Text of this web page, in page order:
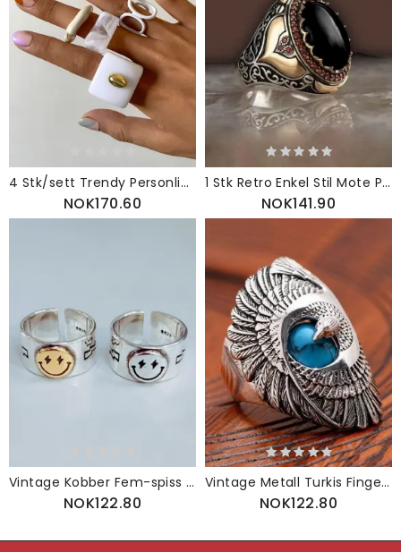
4 Stk/sett Trendy Personlighet Hul Uregelmessig Geometrisk Form Akryllegering Ringer
NOK170.60
1 Stk Retro Enkel Stil Mote Personlighet Agate Stone Ring
NOK141.90
Vintage Kobber Fem-spiss Star Ring Golden Smile Face Åpningsring
NOK122.80
Vintage Metall Turkis Fingerring Geometrisk Utskårne Ørnvinger Titan Stålringer
NOK122.80